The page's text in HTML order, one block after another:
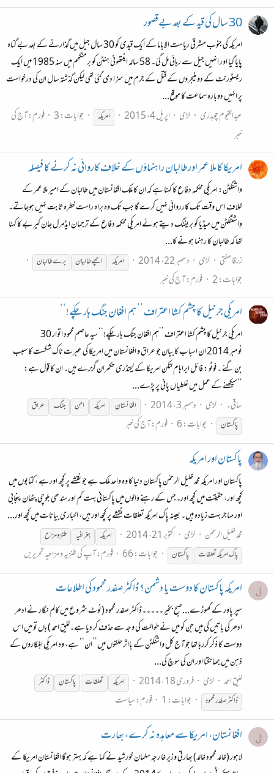
30 سال کی قید کے بعد بےقصور
امریکہ کی جنوب مشرقی ریاست الاباما کے ایک قیدی کو 30 سال جیل میں گذارنے کے بعد بے گناہ
پایا گیا اور انھیں جیل سے رہائی مل گئ۔ 58 سالہ اینتھونی ہنٹن کو برمنگھم میں سنہ 1985 میں ایک
ریسٹورنٹ کے دو منیجروں کے قتل کے جرم میں سزا دی گئی تھی لیکن گذشتہ سال ان کی درخواست
پر انہیں دوبارہ سماعت کا موقع...
عبدالقیوم چوہدری
لڑی اپریل 4، 2015 امریکہ جوابات: 3 فورم:آج کی
خبر
امریکا کا ملا عمر اور طالبان راہنماؤں کے خلاف کاروائی نہ کرنے کا فیصلہ
واشنگٹن: امریکی محکمہ دفاع کا کہنا ہے کہ ان کا ملک افغانستان میں طالبان کے امیر ملا عمر کے
خلاف اس وقت تک کارروائی نہیں کرے گا جب تک وہ براہ راست خطرہ ثابت نہیں ہوجاتے۔
واشنٹگٹن میں میڈیا کو بریفنگ دیتے ہوئے امریکی محکمہ دفاع کے ترجمان ایڈمرل جان کیربے کا کہنا
تھا کہ طالبان کا رہنما ہونے کا...
زرقا مفتی
لڑی دسمبر 22، 2014 امریکہ اچھے طالبان برے طالبان
جوابات: 2 فورم:آج کی خبر
امریکی جرنیل کا چشم کشا اعتراف ’’ہم افغان جنگ ہار چکے!‘‘
امریکی جرنیل کا چشم کشا اعتراف ’’ہم افغان جنگ ہار چکے!‘‘ سید عاصم محمود اتوار 30
نومبر 2014 ان اسباب کا بیان جو عراق و افغانستان میں امریکا کی عبرت ناک شکست کا سبب
بن گئے ۔ فوٹو : فائل ابراہام لنکن امریکا کے لیجنڈری حکمران گزرے ہیں۔ ان کا قول ہے:
’’سیکھنے کے عمل میں غلطیاں پانی پر پڑے...
ساقی۔
لڑی دسمبر 3، 2014 افغانستان امریکہ امن جنگ
عراق
پاکستان
جوابات: 6 فورم:آج کی خبر
پاکستان اور امریکہ
پاکستان اور امریکہ محمد خلیل الرحمٰن پاکستان دنیا کا وہ واحد ملک ہے جو نقشے پر کچھ اورہے ، کتابوں میں
کچھ اور، حقیقت میں کچھ اور۔جس کے رہنے والوں میں پاکستانی بہت کم اور سندھی بلوچی پٹھان پنجابی
اور مہاجر بہت زیادہ ہیں۔ بعینہ پاک امریکہ تعلقات نقشے پر کچھ اور ہیں، اخباری بیانات میں کچھ اور...
محمد خلیل الرحمٰن
لڑی اکتوبر 21، 2014 امریکہ جغرافیہ
طنز و مزا ح
پاکامریکہتعلقات پاکستان جوابات: 66 فورم:آپ کی طنزیہ و مزاحیہ تحریریں
ل امریکہ پاکستان کا دوست یا دشمن؟ ڈاکٹر صفدر محمود کی اطلاعات
سپر پاور کے گھوڑے...صبح بخیر۔۔۔۔۔ڈاکٹر صفدر محمود (نوٹ شروع میں کالم نگار نے ادھر
ادھر کی باتیں کی ہیں جن کو میں نے طوالت کی وجہ سے حذف کر دیا ہے۔لئیق احمد ) ہاں تو میں اس
دوست کا ذکر کررہا تھا جو آج کل واشنگٹن کے بااثر حلقوں میں’’ان‘‘ ہے، وہ امریکی اہلکاروں کے
ذہن میں جھانکتا اور ان کی سوچ کی...
لئیق احمد لڑی فروری 18، 2014 امریکہ تعلقات پاکستان
ڈاکٹر
ڈاکٹر صفدر محمود
جوابات: 1 فورم:سیاست
ل افغانستان، امریکا سے معاہدہ نہ کرے، بھارت
لاہور (خالد محمود خالد) بھارتی وزیر خا رجہ سلمان خورشید نے کہا ہے کہ بہتر ہوگا افغانستان امریکا کے